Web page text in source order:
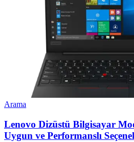
Arama
Lenovo Dizüstü Bilgisayar
Uygun ve Performanslı